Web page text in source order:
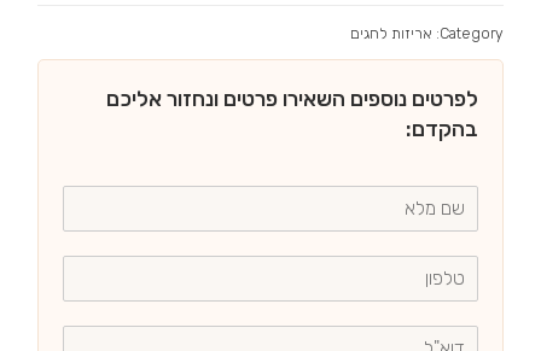
Category: אריזות לחגים
לפרטים נוספים השאירו פרטים ונחזור אליכם
בהקדם: